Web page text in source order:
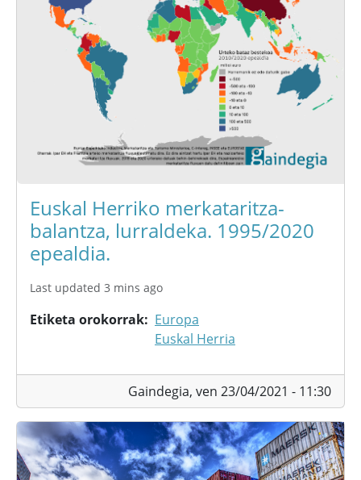
Euskal Herriko merkataritza-
balantza, lurraldeka. 1995/2020
epealdia.
Last updated 3 mins ago
Etiketa orokorrak
Europa
Euskal Herria
Gaindegia, ven 23/04/2021 - 11:30